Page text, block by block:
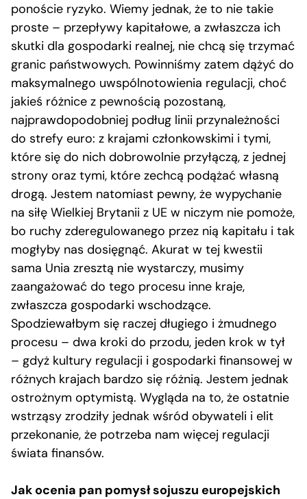
ponoście ryzyko. Wiemy jednak, że to nie takie
proste – przepływy kapitałowe, a zwłaszcza ich
skutki dla gospodarki realnej, nie chcą się trzymać
granic państwowych. Powinniśmy zatem dążyć do
maksymalnego uwspólnotowienia regulacji, choć
jakieś różnice z pewnością pozostaną,
najprawdopodobniej podług linii przynależności
do strefy euro: z krajami członkowskimi i tymi,
które się do nich dobrowolnie przyłączą, z jednej
strony oraz tymi, które zechcą podążać własną
drogą. Jestem natomiast pewny, że wypychanie
na siłę Wielkiej Brytanii z UE w niczym nie pomoże,
bo ruchy zderegulowanego przez nią kapitału i tak
mogłyby nas dosięgnąć. Akurat w tej kwestii
sama Unia zresztą nie wystarczy, musimy
zaangażować do tego procesu inne kraje,
zwłaszcza gospodarki wschodzące.
Spodziewałbym się raczej długiego i żmudnego
procesu – dwa kroki do przodu, jeden krok w tył
– gdyż kultury regulacji i gospodarki finansowej w
różnych krajach bardzo się różnią. Jestem jednak
ostrożnym optymistą. Wygląda na to, że ostatnie
wstrząsy zrodziły jednak wśród obywateli i elit
przekonanie, że potrzeba nam więcej regulacji
świata finansów.
Jak ocenia pan pomysł sojuszu europejskich